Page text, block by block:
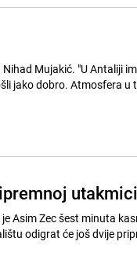
Mujakić. "U Antaliji
jako dobro. Atmosfera u
utakmici
Asim Zec šest minuta
odigrat će još dvije